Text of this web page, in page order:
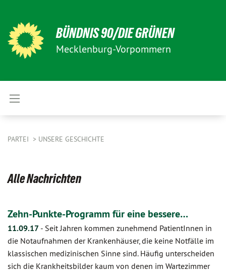
BÜNDNIS 90/DIE GRÜNEN
Mecklenburg-Vorpommern
PARTEI UNSERE GESCHICHTE
Alle Nachrichten
Zehn-Punkte-Programm für eine bessere…
11.09.17 - Seit Jahren kommen zunehmend PatientInnen in
die Notaufnahmen der Krankenhäuser, die keine Notfälle im
klassischen medizinischen Sinne sind. Häufig unterscheiden
sich die Krankheitsbilder kaum von denen im Wartezimmer